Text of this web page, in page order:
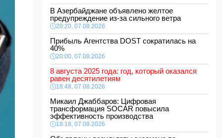
В Азербайджане объявлено желтое
предупреждение из-за сильного ветра
20:20, 07.08.2026
Прибыль Агентства DOST сократилась на
40%
20:00, 07.08.2026
8 августа 2025 года: год, который оказался
равен десятилетиям
18:48, 07.08.2026
Микаил Джаббаров: Цифровая
трансформация SOCAR повысила
эффективность производства
18:18, 07.08.2026